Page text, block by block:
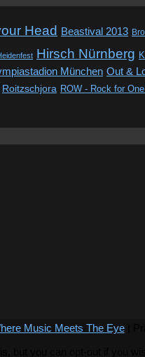
Head Beastival 2013
Hirsch Nürnberg
München Out &
Roitzschjora ROW - Rock for
Music Meets The Eye|